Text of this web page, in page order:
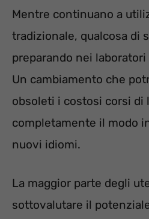
Mentre continuano a
tradizionale, qualcosa di
preparando nei
Un cambiamento che
obsoleti i costosi corsi di
completamente il modo
nuovi idiomi.
La maggior parte degli
sottovalutare il